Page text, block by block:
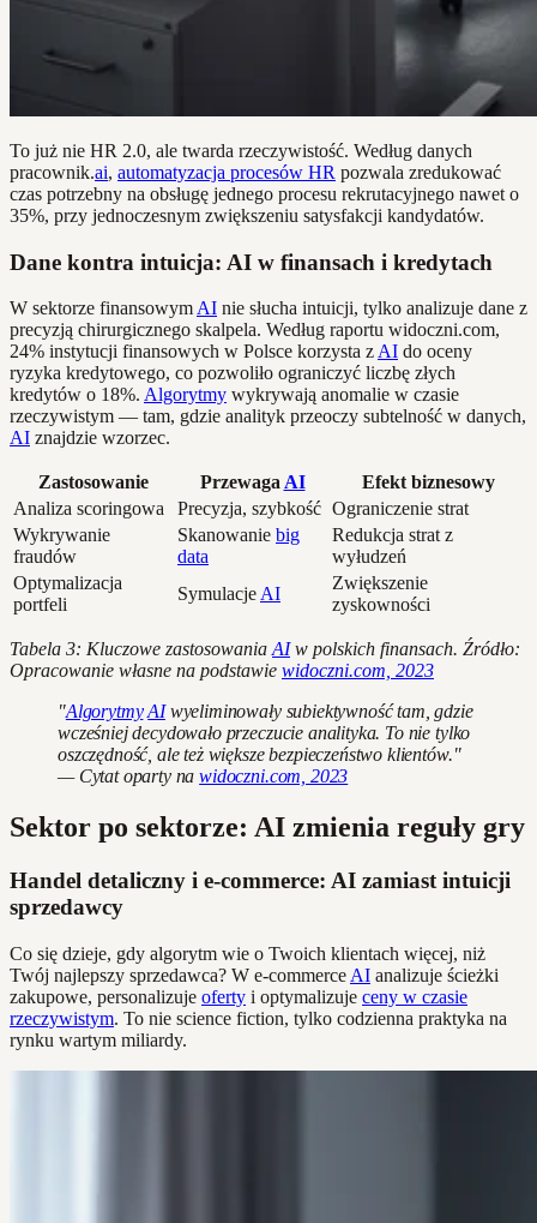
To już nie HR 2.0, ale twarda rzeczywistość. Według danych
pracownik.ai, automatyzacja procesów HR pozwala zredukować
czas potrzebny na obsługę jednego procesu rekrutacyjnego nawet o
35%, przy jednoczesnym zwiększeniu satysfakcji kandydatów.
Dane kontra intuicja: AI w finansach i kredytach
W sektorze finansowym AI nie słucha intuicji, tylko analizuje dane z
precyzją chirurgicznego skalpela. Według raportu widoczni.com,
24% instytucji finansowych w Polsce korzysta z AI do oceny
ryzyka kredytowego, co pozwoliło ograniczyć liczbę złych
kredytów o 18%. Algorytmy wykrywają anomalie w czasie
rzeczywistym — tam, gdzie analityk przeoczy subtelność w danych,
AI znajdzie wzorzec.
Zastosowanie Przewaga AI
Efekt biznesowy
Analiza scoringowa
Precyzja, szybkość Ograniczenie strat
Wykrywanie
fraudów
Skanowanie big
data
Redukcja strat z
wyłudzeń
Optymalizacja
portfeli
Symulacje AI
Zwiększenie
zyskowności
Tabela 3: Kluczowe zastosowania AIw polskich finansach. Źródło:
Opracowanie własne na podstawie widoczni.com, 2023
"Algorytmy AIwyeliminowały subiektywność tam, gdzie
wcześniej decydowało przeczucie analityka. To nie tylko
oszczędność, ale też większe bezpieczeństwo klientów."
— Cytat oparty nawidoczni.com, 2023
Sektor po sektorze: AI zmienia reguły gry
Handel detaliczny i e-commerce: AI zamiast intuicji
sprzedawcy
Co się dzieje, gdy algorytm wie o Twoich klientach więcej, niż
Twój najlepszy sprzedawca? W e-commerce AI analizuje ścieżki
zakupowe, personalizuje oferty i optymalizuje ceny w czasie
rzeczywistym. To nie science fiction, tylko codzienna praktyka na
rynku wartym miliardy.